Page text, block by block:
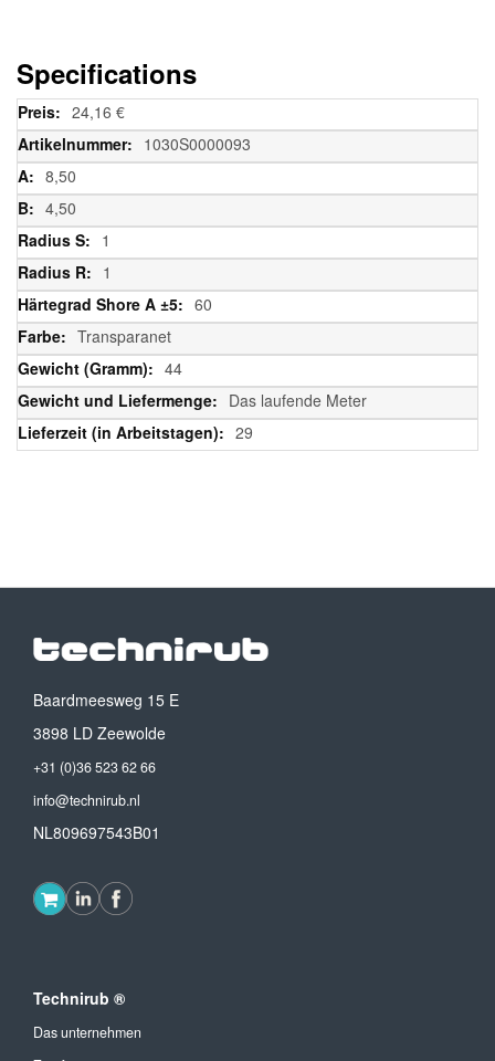
Specifications
Weitere
Informationen
24,16 €
1030S0000093
8,50
4,50
1
1
60
Transparanet
44
Das laufende Meter
29
Baardmeesweg 15 E
3898 LD Zeewolde
+31 (0)36 523 62 66
info@technirub.nl
NL809697543B01
Technirub ®
Das unternehmen